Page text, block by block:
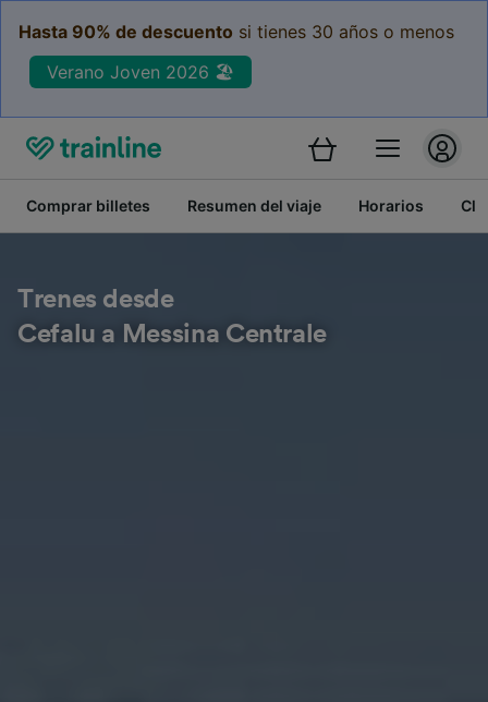
Hasta 90% de descuento si tienes 30 años o menos
Verano Joven 2026 🏖️
Comprar billetes Resumen del viaje Horarios
Trenes desde
Cefalu a Messina Centrale